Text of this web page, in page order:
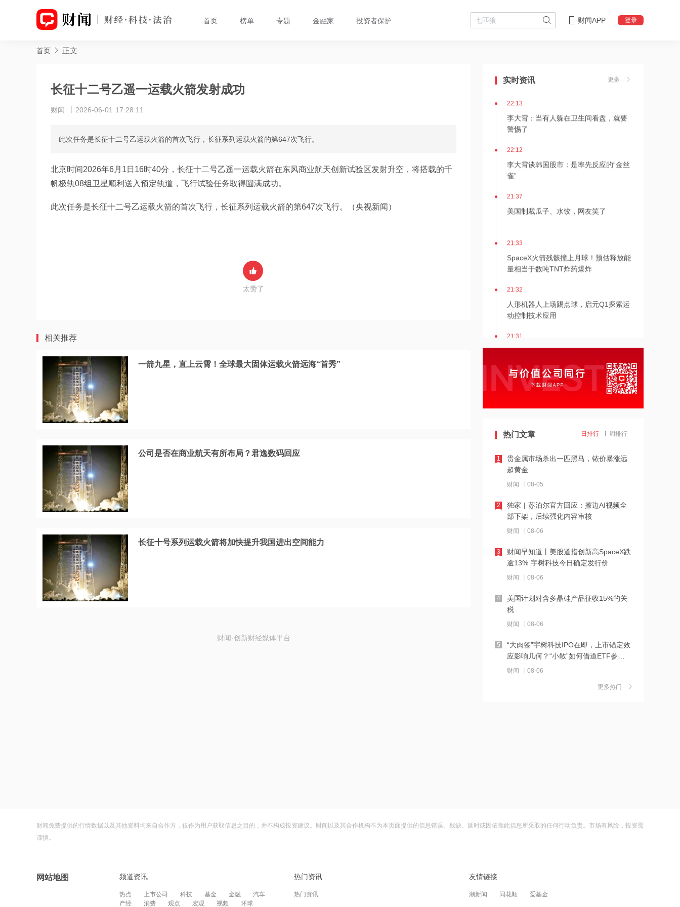
首页 榜单 专题 金融家 投资者保护 财闻APP 登录
首页 正文
长征十二号乙遥一运载火箭发射成功
财闻 2026-06-01 17:28:11
此次任务是长征十二号乙运载火箭的首次飞行，长征系列运载火箭的第647次飞行。
北京时间2026年6月1日16时40分，长征十二号乙遥一运载火箭在东风商业航天创新试验区发射升空，将搭载的千
帆极轨08组卫星顺利送入预定轨道，飞行试验任务取得圆满成功。
此次任务是长征十二号乙运载火箭的首次飞行，长征系列运载火箭的第647次飞行。（央视新闻）
太赞了
相关推荐
一箭九星，直上云霄！全球最大固体运载火箭远海“首秀”
公司是否在商业航天有所布局？君逸数码回应
长征十号系列运载火箭将加快提升我国进出空间能力
财闻·创新财经媒体平台
实时资讯 更多
22:13
李大霄：当有人躲在卫生间看盘，就要
警惕了
22:12
李大霄谈韩国股市：是率先反应的“金丝
雀”
21:37
美国制裁瓜子、水饺，网友笑了
21:33
SpaceX火箭残骸撞上月球！预估释放能
量相当于数吨TNT炸药爆炸
21:32
人形机器人上场踢点球，启元Q1探索运
动控制技术应用
21:31
Mirendil与谷歌云签订超1亿美元合同，
21:30
依顿电子：拟与一元航天共同组建印制
东吴证券国际首予海清智元“买入”评
21:27
西部数据、闪迪、SK海力士盘前集体暴
21:23
北证龙虎榜丨5股上榜，森合高科龙虎榜
21:18
台风“白海豚”逼近华东沿海 多部门会商
21:17
摩根大通增持安井食品约4.91万股 每股
21:16
摩根大通增持天岳先进27.46万股 每股
以“芯”技术加速具身智能跃迁
21:07
热门文章 日排行 周排行
贵金属市场杀出一匹黑马，铱价暴涨远
超黄金
财闻 08-05
1
独家 | 苏泊尔官方回应：擦边AI视频全
部下架，后续强化内容审核
财闻 08-06
2
财闻早知道丨美股道指创新高SpaceX跌
逾13% 宇树科技今日确定发行价
财闻 08-06
3
美国计划对含多晶硅产品征收15%的关
税
财闻 08-06
4
“大肉签”宇树科技IPO在即，上市锚定效
应影响几何？“小散”如何借道ETF参
与？
财闻 08-06
5
茉莉奶白陷降薪罗生门，当事人称：公
大涨152%！哈啰、美团单车“好伙伴”登
10
更多热门
财闻免费提供的行情数据以及其他资料均来自合作方，仅作为用户获取信息之目的，并不构成投资建议。财闻以及其合作机构不为本页面提供的信息错误、残缺、延时或因依靠此信息所采取的任何行动负责。市场有风险，投资需
谨慎。
网站地图 频道资讯
热点 上市公司 科技 基金 金融
汽车
产经
消费 观点 宏观 视频 环球
热门资讯
热门资讯
友情链接
潮新闻 同花顺 爱基金